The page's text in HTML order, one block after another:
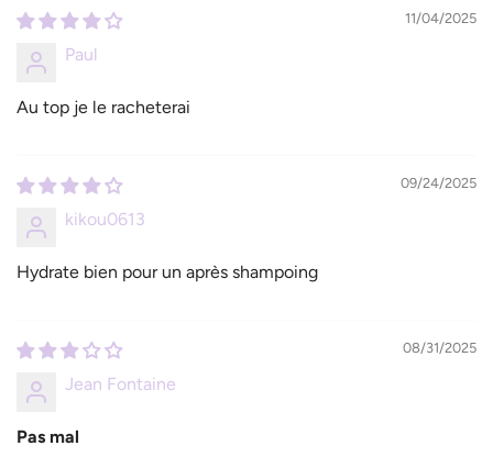
11/04/2025
Paul
Au top je le racheterai
09/24/2025
kikou0613
Hydrate bien pour un après shampoing
08/31/2025
Jean Fontaine
Pas mal